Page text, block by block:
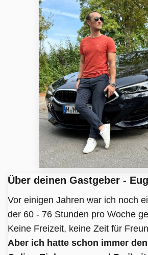
Über deinen Gastgeber -
Vor einigen Jahren war ich noch
der 60 - 76 Stunden pro Woche
Keine Freizeit, keine Zeit für
Aber ich hatte schon immer